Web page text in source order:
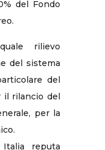
del Fondo
rilievo
del sistema
del
il rilancio del
per la
Italia reputa